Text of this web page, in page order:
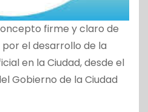
firme y claro de
el desarrollo de la
en la Ciudad, desde el
Gobierno de la Ciudad